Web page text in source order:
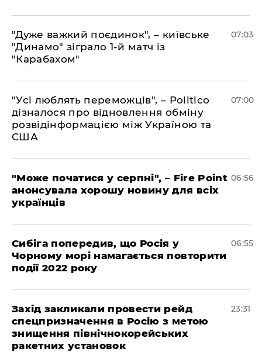
"Дуже важкий поєдинок", – київське
"Динамо" зіграло 1-й матч із
"Карабахом"
07:03
"Усі люблять переможців", – Politico
дізналося про відновлення обміну
розвідінформацією між Україною та
США
07:00
"Може початися у серпні", – Fire Point
анонсувала хорошу новину для всіх
українців
06:56
Сибіга попередив, що Росія у
Чорному морі намагається повторити
події 2022 року
06:55
​Захід закликали провести рейд
спецпризначення в Росію з метою
знищення північнокорейських
ракетних установок
23:31